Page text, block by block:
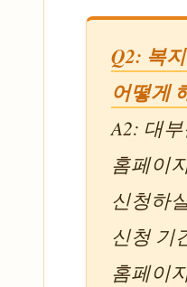
Q2: 복
어떻게
A2: 대
홈페이
신청하
신청 기
홈페이